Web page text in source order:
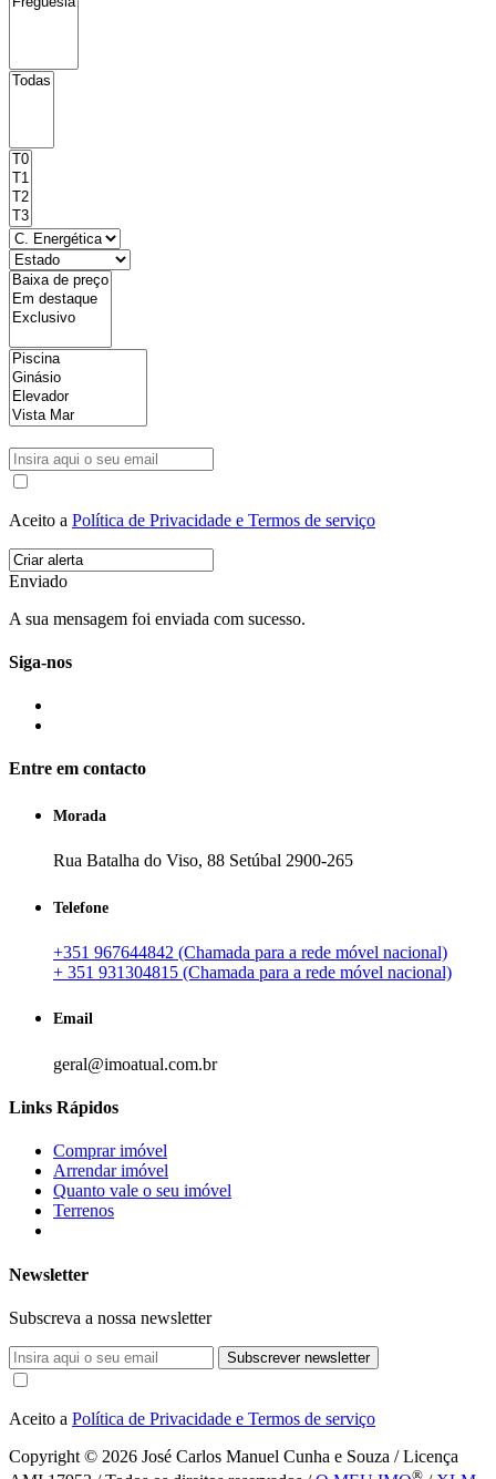
Aceito a Política de Privacidade e Termos de serviço
Enviado
A sua mensagem foi enviada com sucesso.
Siga-nos
Entre em contacto
Morada
Rua Batalha do Viso, 88 Setúbal 2900-265
Telefone
+351 967644842 (Chamada para a rede móvel nacional)
+ 351 931304815 (Chamada para a rede móvel nacional)
Email
geral@imoatual.com.br
Links Rápidos
Comprar imóvel
Arrendar imóvel
Quanto vale o seu imóvel
Terrenos
Newsletter
Subscreva a nossa newsletter
Subscrever newsletter
Aceito a Política de Privacidade e Termos de serviço
Copyright © 2026 José Carlos Manuel Cunha e Souza / Licença
®